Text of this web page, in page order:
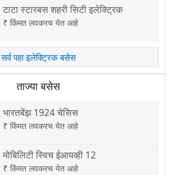
टाटा स्टारबस शहरी सिटी इलेक्ट्रिक
₹ किंमत लवकरच येत आहे
सर्व पहा इलेक्ट्रिक बसेस
ताज्या बसेस
भारतबेंझ 1924 चेसिस
₹ किंमत लवकरच येत आहे
मोबिलिटी स्विच ईआयव्ही 12
₹ किंमत लवकरच येत आहे